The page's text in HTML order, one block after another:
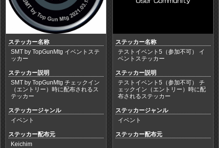
ステッカー名称
SMT by TopGunMtg イベントステ
ッカー
ステッカー説明
SMT by TopGunMtg チェックイン
（エントリー）時に配布されるス
テッカー
ステッカージャンル
イベント
ステッカー配布元
Keichim
ステッカー名称
テストイベント5（参加不可） イ
ベントステッカー
ステッカー説明
テストイベント5（参加不可） チ
ェックイン（エントリー）時に配
布されるステッカー
ステッカージャンル
イベント
ステッカー配布元